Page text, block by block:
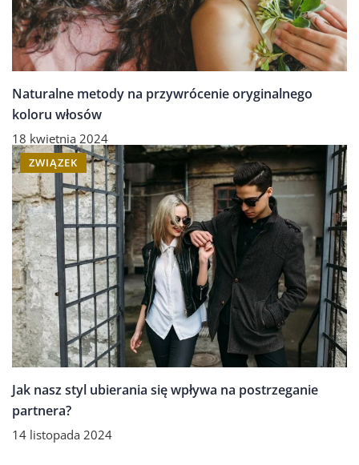
Naturalne metody na przywrócenie oryginalnego
koloru włosów
18 kwietnia 2024
ZWIĄZEK
Jak nasz styl ubierania się wpływa na postrzeganie
partnera?
14 listopada 2024